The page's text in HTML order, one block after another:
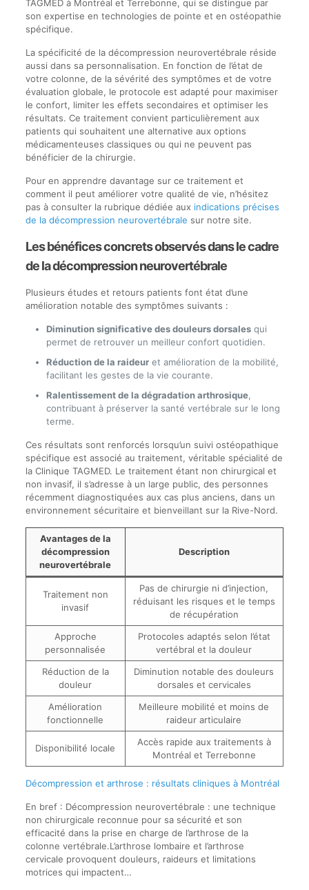
TAGMED à Montréal et Terrebonne, qui se distingue par
son expertise en technologies de pointe et en ostéopathie
spécifique.
La spécificité de la décompression neurovertébrale réside
aussi dans sa personnalisation. En fonction de l’état de
votre colonne, de la sévérité des symptômes et de votre
évaluation globale, le protocole est adapté pour maximiser
le confort, limiter les effets secondaires et optimiser les
résultats. Ce traitement convient particulièrement aux
patients qui souhaitent une alternative aux options
médicamenteuses classiques ou qui ne peuvent pas
bénéficier de la chirurgie.
Pour en apprendre davantage sur ce traitement et
comment il peut améliorer votre qualité de vie, n’hésitez
pas à consulter la rubrique dédiée aux indications précises
de la décompression neurovertébrale sur notre site.
Les bénéfices concrets observés dans le cadre
de la décompression neurovertébrale
Plusieurs études et retours patients font état d’une
amélioration notable des symptômes suivants :
Diminution significative des douleurs dorsalesqui
permet de retrouver un meilleur confort quotidien.
Réduction de la raideuret amélioration de la mobilité,
facilitant les gestes de la vie courante.
Ralentissement de la dégradation arthrosique,
contribuant à préserver la santé vertébrale sur le long
terme.
Ces résultats sont renforcés lorsqu’un suivi ostéopathique
spécifique est associé au traitement, véritable spécialité de
la Clinique TAGMED. Le traitement étant non chirurgical et
non invasif, il s’adresse à un large public, des personnes
récemment diagnostiquées aux cas plus anciens, dans un
environnement sécuritaire et bienveillant sur la Rive-Nord.
Avantages de la
décompression
neurovertébrale
Description
Traitement non
invasif
Pas de chirurgie ni d’injection,
réduisant les risques et le temps
de récupération
Approche
personnalisée
Protocoles adaptés selon l’état
vertébral et la douleur
Réduction de la
douleur
Diminution notable des douleurs
dorsales et cervicales
Amélioration
fonctionnelle
Meilleure mobilité et moins de
raideur articulaire
Disponibilité locale
Accès rapide aux traitements à
Montréal et Terrebonne
Décompression et arthrose : résultats cliniques à Montréal
En bref : Décompression neurovertébrale : une technique
non chirurgicale reconnue pour sa sécurité et son
efficacité dans la prise en charge de l’arthrose de la
colonne vertébrale.L’arthrose lombaire et l’arthrose
cervicale provoquent douleurs, raideurs et limitations
motrices qui impactent…